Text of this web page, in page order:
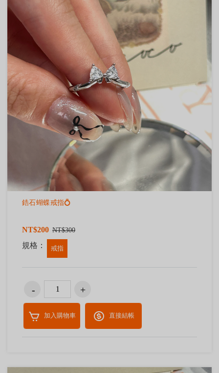
鋯石蝴蝶戒指💍
NT$200 NT$300
規格： 戒指
加入購物車 直接結帳